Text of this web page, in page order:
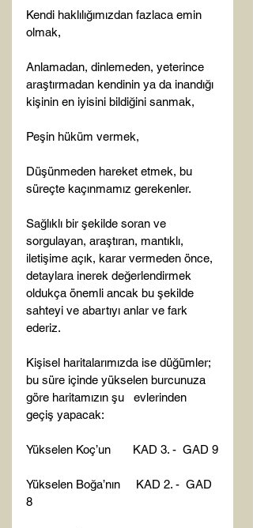
Kendi haklılığımızdan fazlaca emin
olmak,
Anlamadan, dinlemeden, yeterince
araştırmadan kendinin ya da inandığı
kişinin en iyisini bildiğini sanmak,
Peşin hüküm vermek,
Düşünmeden hareket etmek, bu
süreçte kaçınmamız gerekenler.
Sağlıklı bir şekilde soran ve
sorgulayan, araştıran, mantıklı,
iletişime açık, karar vermeden önce,
detaylara inerek değerlendirmek
oldukça önemli ancak bu şekilde
sahteyi ve abartıyı anlar ve fark
ederiz.
Kişisel haritalarımızda ise düğümler;
bu süre içinde yükselen burcunuza
göre haritamızın şu   evlerinden
geçiş yapacak:
Yükselen Koç’un       KAD 3. -  GAD 9
Yükselen Boğa’nın     KAD 2. -  GAD
8